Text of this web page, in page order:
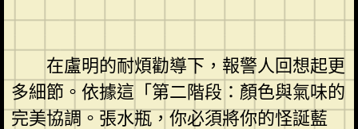
在盧明的耐煩勸導下，報警人回想起更
多細節。依據這「第二階段：顏色與氣味的
完美協調。張水瓶，你必須將你的怪誕藍